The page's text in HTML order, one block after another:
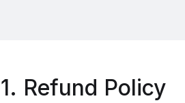
Refund Policy